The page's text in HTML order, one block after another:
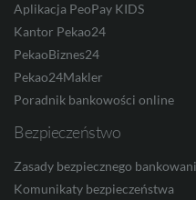
pożyczki lub
Wydłużenie okresu
wpływ na zdolność
Aplikacja PeoPay KIDS
Kantor Pekao24
PekaoBiznes24
Pekao24Makler
Poradnik bankowości online
Bezpieczeństwo
Zasady bezpiecznego
Komunikaty bezpieczeństwa